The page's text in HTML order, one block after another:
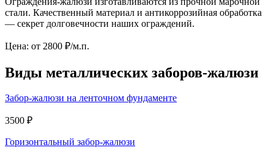
стали. Качественный материал и антикоррозийная обработка
— секрет долговечности наших ограждений.
Цена: от 2800 ₽/м.п.
Виды металлических заборов-жалюзи
Забор-жалюзи на ленточном фундаменте
3500 ₽
Горизонтальный забор-жалюзи